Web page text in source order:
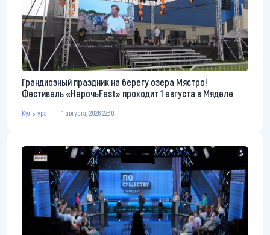
Грандиозный праздник на берегу озера Мястро!
Фестиваль «НарочьFest» проходит 1 августа в Мяделе
Культура 1 августа, 2026 22:30